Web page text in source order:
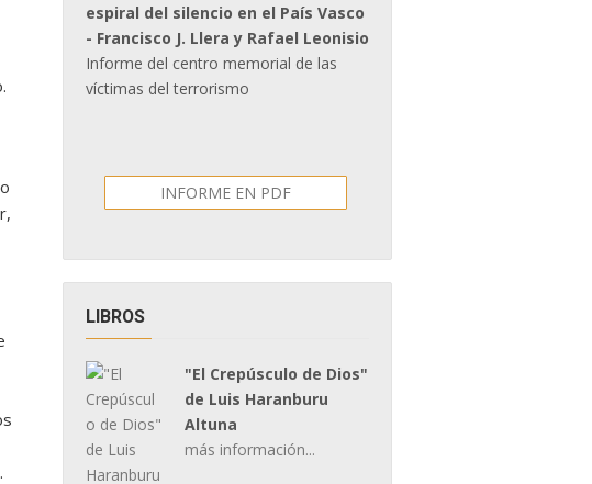
espiral del silencio en el País Vasco
- Francisco J. Llera y Rafael Leonisio
Informe del centro memorial de las
víctimas del terrorismo
INFORME EN PDF
LIBROS
"El Crepúsculo de Dios"
de Luis Haranburu
Altuna
más información...